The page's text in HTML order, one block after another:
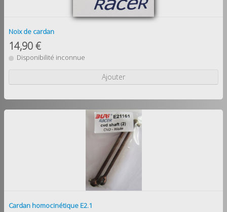
Noix de cardan
14,90 €
Disponibilité inconnue
Ajouter
Cardan homocinétique E2.1